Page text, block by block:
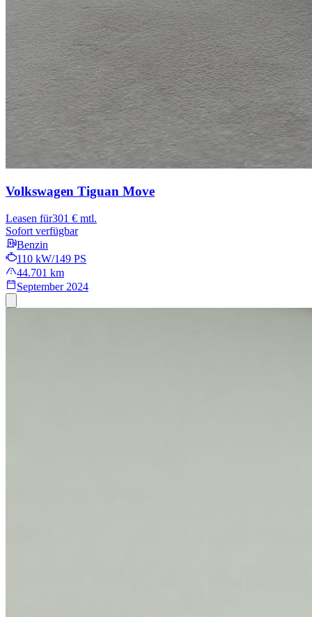
Volkswagen Tiguan Move
Leasen für301 € mtl.
Sofort verfügbar
Benzin
110 kW/149 PS
44.701 km
September 2024